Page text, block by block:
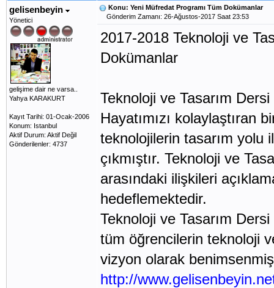
gelisenbeyin
Yönetici
gelişime dair ne varsa..
Yahya KARAKURT
Kayıt Tarihi: 01-Ocak-2006
Konum: Istanbul
Aktif Durum: Aktif Değil
Gönderilenler: 4737
Konu: Yeni Müfredat Programı Tüm Dokümanlar
Gönderim Zamanı: 26-Ağustos-2017 Saat 23:53
2017-2018 Teknoloji ve
Dokümanlar
Teknoloji ve Tasarım
Hayatımızı kolaylaştıran
teknolojilerin tasarım yolu
çıkmıştır. Teknoloji ve
arasındaki ilişkileri
hedeflemektedir.
Teknoloji ve Tasarım
tüm öğrencilerin teknoloji
vizyon olarak
http://